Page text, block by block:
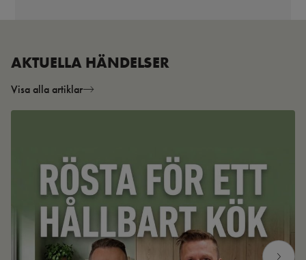
AKTUELLA HÄNDELSER
Visa alla artiklar